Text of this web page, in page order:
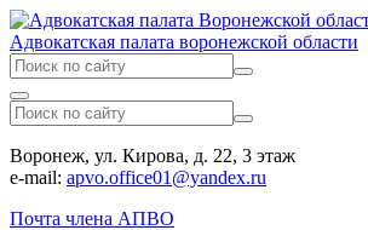
Адвокатская палата воронежской области
Воронеж, ул. Кирова, д. 22, 3 этаж
e-mail: apvo.office01@yandex.ru
Почта члена АПВО